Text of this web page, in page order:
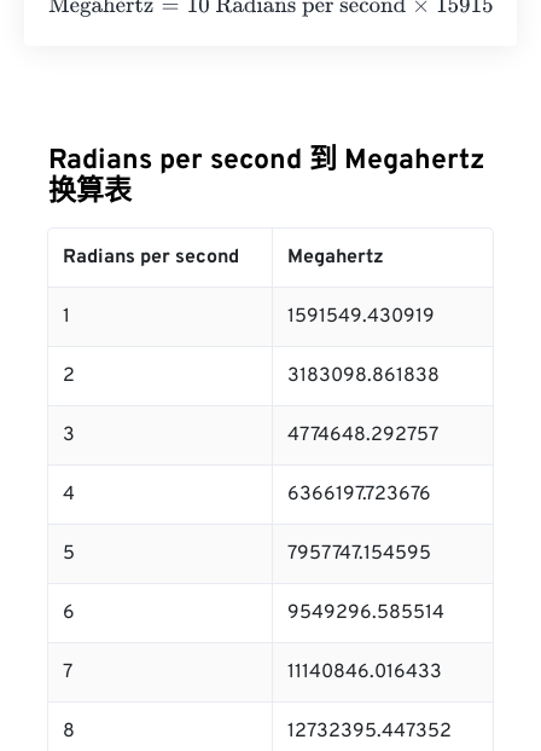
Megahertz= 10 Radians per second×1591549.430919
Radians per second 到 Megahertz
换算表
Radians per second Megahertz
1 1591549.430919
2 3183098.861838
3 4774648.292757
4 6366197.723676
5 7957747.154595
6 9549296.585514
7 11140846.016433
8 12732395.447352